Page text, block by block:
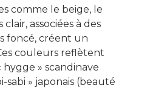
comme le beige, le
associées à des
foncé, créent un
couleurs reflètent
hygge » scandinave
sabi » japonais (beauté